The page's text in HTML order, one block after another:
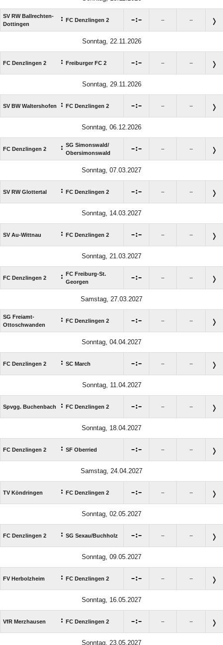
SV RW Ballrechten-
Dottingen
: FC Denzlingen 2 : – –
Sonntag, 22.11.2026
FC Denzlingen 2 : Freiburger FC 2 : – –
Sonntag, 29.11.2026
SV BW Waltershofen : FC Denzlingen 2 : – –
Sonntag, 06.12.2026
FC Denzlingen 2 : SG Simonswald/​
Obersimonswald
: – –
Sonntag, 07.03.2027
SV RW Glottertal : FC Denzlingen 2 : – –
Sonntag, 14.03.2027
SV Au-Wittnau : FC Denzlingen 2 : – –
Sonntag, 21.03.2027
FC Denzlingen 2 :
FC Freiburg-St.
Georgen
: – –
Samstag, 27.03.2027
SG Freiamt-
Ottoschwanden
: FC Denzlingen 2 : – –
Sonntag, 04.04.2027
FC Denzlingen 2 : SC March : – –
Sonntag, 11.04.2027
Spvgg. Buchenbach : FC Denzlingen 2 : – –
Sonntag, 18.04.2027
FC Denzlingen 2 : SF Oberried : – –
Samstag, 24.04.2027
TV Köndringen : FC Denzlingen 2 : – –
Sonntag, 02.05.2027
FC Denzlingen 2 : SG Sexau/​Buchholz : – –
Sonntag, 09.05.2027
FV Herbolzheim : FC Denzlingen 2 : – –
Sonntag, 16.05.2027
VfR Merzhausen : FC Denzlingen 2 : – –
Sonntag, 23.05.2027